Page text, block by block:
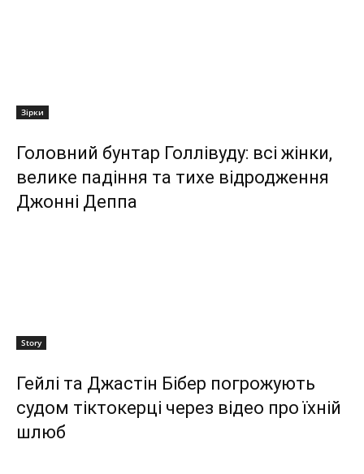
Зірки
Головний бунтар Голлівуду: всі жінки,
велике падіння та тихе відродження
Джонні Деппа
Story
Гейлі та Джастін Бібер погрожують
судом тіктокерці через відео про їхній
шлюб